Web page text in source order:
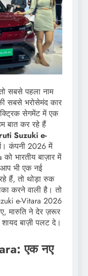
सबसे पहला नाम
सबसे भरोसेमंद कार
सेगमेंट में एक
बात कर रहे हैं
Suzuki e-
कंपनी 2026 में
भारतीय बाज़ार में
भी एक नई
हैं, तो थोड़ा रुक
करने वाली है। तो
e-Vitara 2026
मारुति ने देर ज़रूर
बाज़ी पलट दे।
एक नए